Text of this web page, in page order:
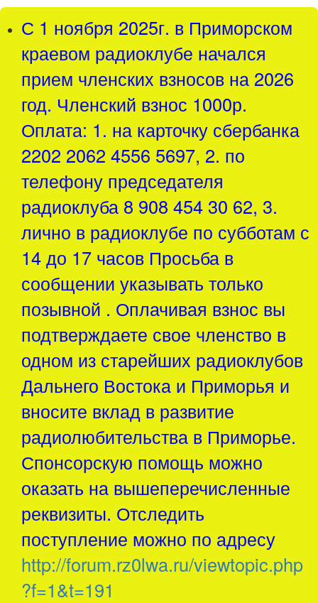
С 1 ноября 2025г. в Приморском
краевом радиоклубе начался
прием членских взносов на 2026
год. Членский взнос 1000р.
Оплата: 1. на карточку сбербанка
2202 2062 4556 5697, 2. по
телефону председателя
радиоклуба 8 908 454 30 62, 3.
лично в радиоклубе по субботам с
14 до 17 часов Просьба в
сообщении указывать только
позывной . Оплачивая взнос вы
подтверждаете свое членство в
одном из старейших радиоклубов
Дальнего Востока и Приморья и
вносите вклад в развитие
радиолюбительства в Приморье.
Спонсорскую помощь можно
оказать на вышеперечисленные
реквизиты. Отследить
поступление можно по адресу
http://forum.rz0lwa.ru/viewtopic.php
?f=1&t=191